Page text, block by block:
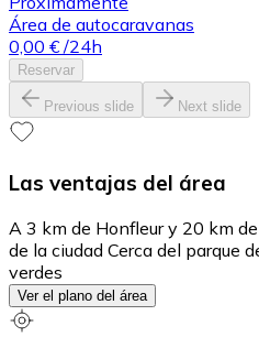
Área de autocaravanas
0,00 € /24h
Reservar
Previous slide Next slide
Las ventajas del área
A 3 km de Honfleur y 20 km
de la ciudad Cerca del parque
verdes
Ver el plano del área